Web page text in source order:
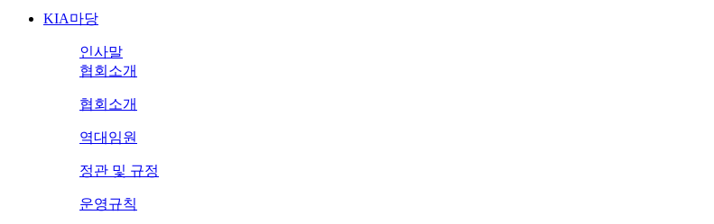
KIA마당
인사말
협회소개
협회소개
역대임원
정관 및 규정
운영규칙